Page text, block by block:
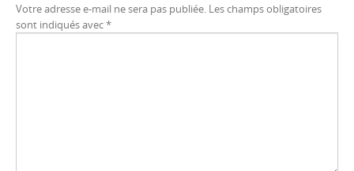
Votre adresse e-mail ne sera pas publiée. Les champs obligatoires
sont indiqués avec*